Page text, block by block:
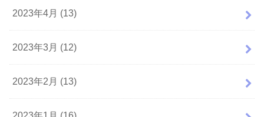
2023年4月 (13)
2023年3月 (12)
2023年2月 (13)